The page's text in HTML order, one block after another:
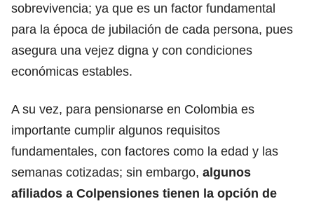
sobrevivencia; ya que es un factor fundamental
para la época de jubilación de cada persona, pues
asegura una vejez digna y con condiciones
económicas estables.
A su vez, para pensionarse en Colombia es
importante cumplir algunos requisitos
fundamentales, con factores como la edad y las
semanas cotizadas; sin embargo, algunos
afiliados a Colpensiones tienen la opción de